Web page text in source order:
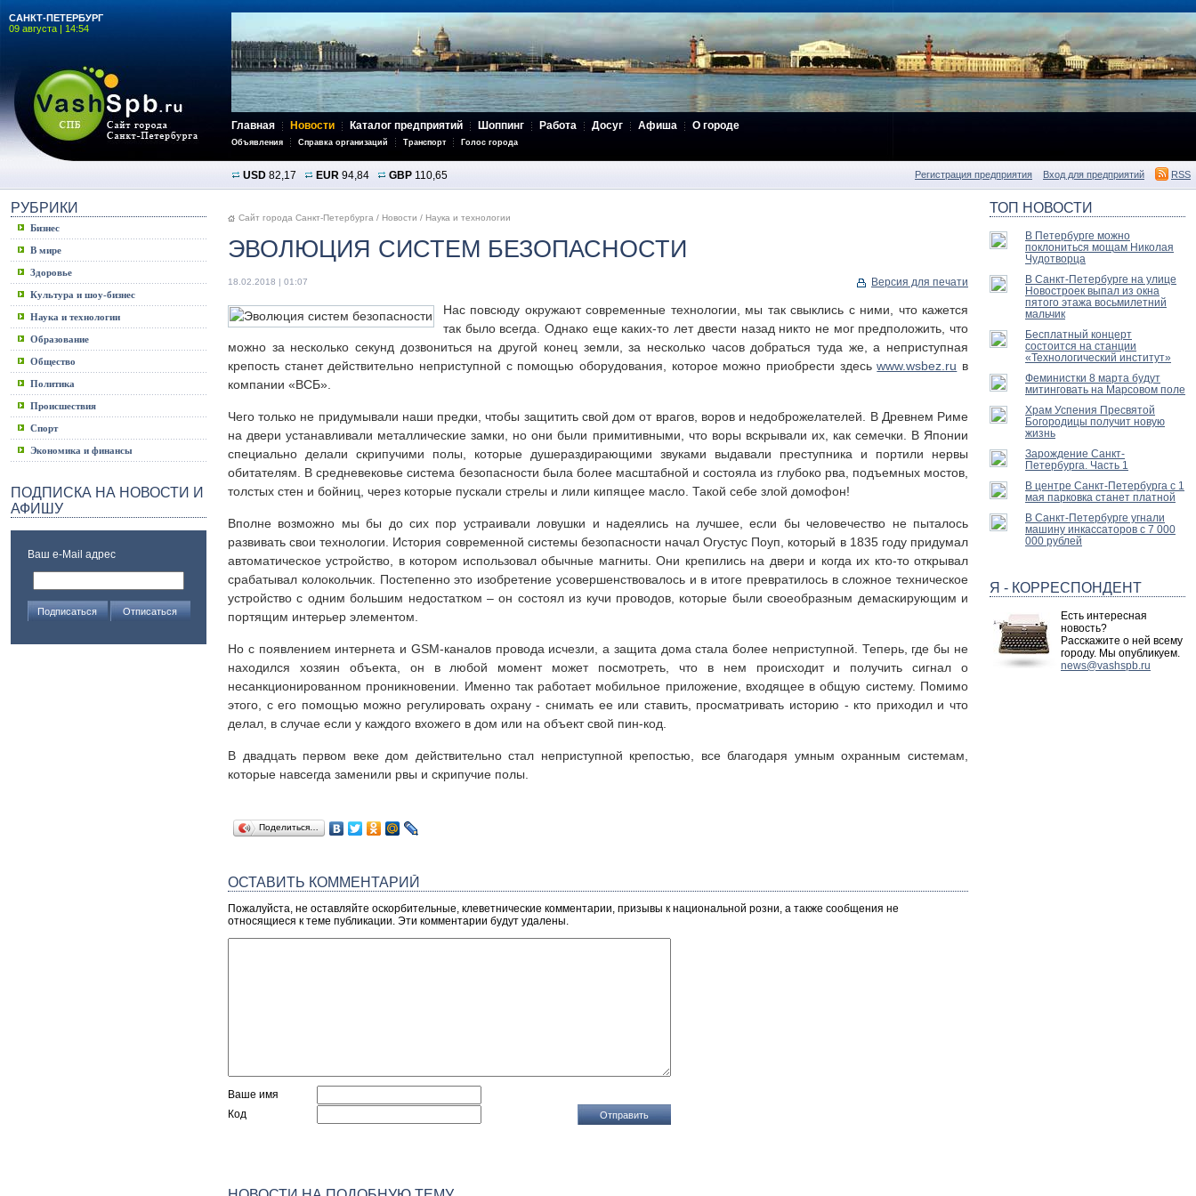
САНКТ-ПЕТЕРБУРГ
09 августа | 14:54
Главная Новости Каталог предприятий Шоппинг Работа Досуг Афиша О городе
Объявления Справка организаций Транспорт Голос города
USD 82,17 EUR 94,84 GBP 110,65 Регистрация предприятия Вход для предприятий RSS
РУБРИКИ
Бизнес
В мире
Здоровье
Культура и шоу-бизнес
Наука и технологии
Образование
Общество
Политика
Происшествия
Спорт
Экономика и финансы
ПОДПИСКА НА НОВОСТИ И
АФИШУ
Ваш e-Mail адрес
Сайт города Санкт-Петербурга / Новости / Наука и технологии
ЭВОЛЮЦИЯ СИСТЕМ БЕЗОПАСНОСТИ
18.02.2018 | 01:07 Версия для печати
Нас повсюду окружают современные технологии, мы так свыклись с ними, что кажется
так было всегда. Однако еще каких-то лет двести назад никто не мог предположить, что
можно за несколько секунд дозвониться на другой конец земли, за несколько часов добраться туда же, а неприступная
крепость станет действительно неприступной с помощью оборудования, которое можно приобрести здесьwww.wsbez.ru в
компании «ВСБ».
Чего только не придумывали наши предки, чтобы защитить свой дом от врагов, воров и недоброжелателей. В Древнем Риме
на двери устанавливали металлические замки, но они были примитивными, что воры вскрывали их, как семечки. В Японии
специально делали скрипучими полы, которые душераздирающими звуками выдавали преступника и портили нервы
обитателям. В средневековье система безопасности была более масштабной и состояла из глубоко рва, подъемных мостов,
толстых стен и бойниц, через которые пускали стрелы и лили кипящее масло. Такой себе злой домофон!
Вполне возможно мы бы до сих пор устраивали ловушки и надеялись на лучшее, если бы человечество не пыталось
развивать свои технологии. История современной системы безопасности начал Огустус Поуп, который в 1835 году придумал
автоматическое устройство, в котором использовал обычные магниты. Они крепились на двери и когда их кто-то открывал
срабатывал колокольчик. Постепенно это изобретение усовершенствовалось и в итоге превратилось в сложное техническое
устройство с одним большим недостатком – он состоял из кучи проводов, которые были своеобразным демаскирующим и
портящим интерьер элементом.
Но с появлением интернета и GSM-каналов провода исчезли, а защита дома стала более неприступной. Теперь, где бы не
находился хозяин объекта, он в любой момент может посмотреть, что в нем происходит и получить сигнал о
несанкционированном проникновении. Именно так работает мобильное приложение, входящее в общую систему. Помимо
этого, с его помощью можно регулировать охрану - снимать ее или ставить, просматривать историю - кто приходил и что
делал, в случае если у каждого вхожего в дом или на объект свой пин-код.
В двадцать первом веке дом действительно стал неприступной крепостью, все благодаря умным охранным системам,
которые навсегда заменили рвы и скрипучие полы.
Поделиться…
ОСТАВИТЬ КОММЕНТАРИЙ
Пожалуйста, не оставляйте оскорбительные, клеветнические комментарии, призывы к национальной розни, а также сообщения не
относящиеся к теме публикации. Эти комментарии будут удалены.
Ваше имя
Код
ТОП НОВОСТИ
В Петербурге можно
поклониться мощам Николая
Чудотворца
В Санкт-Петербурге на улице
Новостроек выпал из окна
пятого этажа восьмилетний
мальчик
Бесплатный концерт
состоится на станции
«Технологический институт»
Феминистки 8 марта будут
митинговать на Марсовом поле
Храм Успения Пресвятой
Богородицы получит новую
жизнь
Зарождение Санкт-
Петербурга. Часть 1
В центре Санкт-Петербурга с 1
мая парковка станет платной
В Санкт-Петербурге угнали
машину инкассаторов с 7 000
000 рублей
Я - КОРРЕСПОНДЕНТ
Есть интересная
новость?
Расскажите о ней всему
городу. Мы опубликуем.
news@vashspb.ru